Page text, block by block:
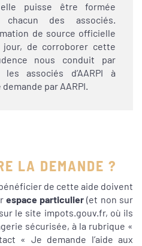
puisse être formée
chacun des associés.
de source officielle
de corroborer cette
nous conduit par
associés d’AARPI à
par AARPI.
LA DEMANDE ?
de cette aide doivent
espace particulier (et non sur
le site impots.gouv.fr, où ils
sécurisée, à la rubrique «
« Je demande l’aide aux